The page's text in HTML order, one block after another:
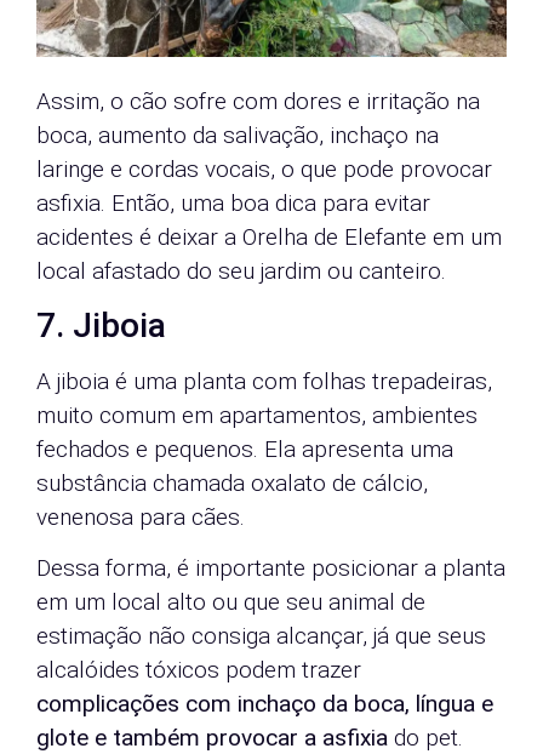
Assim, o cão sofre com dores e irritação na
boca, aumento da salivação, inchaço na
laringe e cordas vocais, o que pode provocar
asfixia. Então, uma boa dica para evitar
acidentes é deixar a Orelha de Elefante em um
local afastado do seu jardim ou canteiro.
7. Jiboia
A jiboia é uma planta com folhas trepadeiras,
muito comum em apartamentos, ambientes
fechados e pequenos. Ela apresenta uma
substância chamada oxalato de cálcio,
venenosa para cães.
Dessa forma, é importante posicionar a planta
em um local alto ou que seu animal de
estimação não consiga alcançar, já que seus
alcalóides tóxicos podem trazer
complicações com inchaço da boca, língua e
glote e também provocar a asfixia do pet.